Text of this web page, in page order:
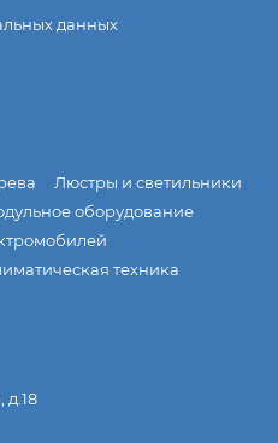
данных
Люстры и светильники
оборудование
техника
д.18